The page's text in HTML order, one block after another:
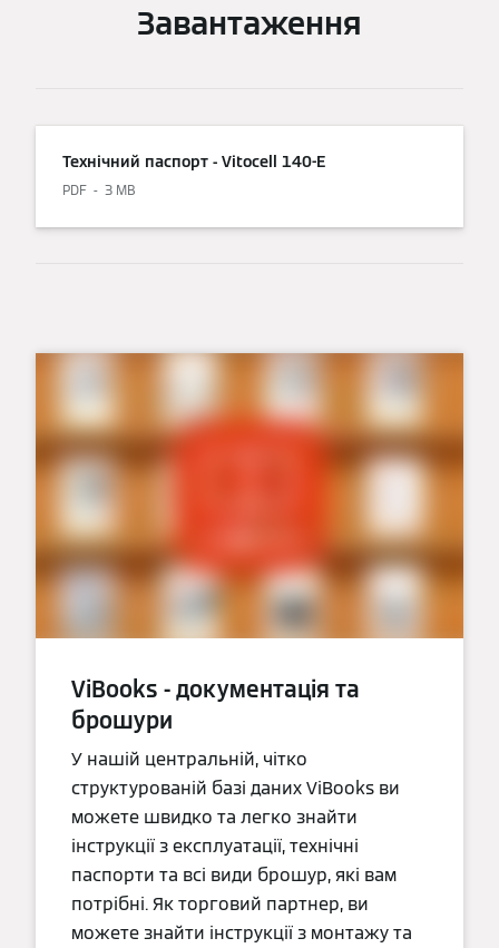
Завантаження
Технічний паспорт - Vitocell 140-E
PDF 3 MB
ViBooks - документація та
брошури
У нашій центральній, чітко
структурованій базі даних ViBooks ви
можете швидко та легко знайти
інструкції з експлуатації, технічні
паспорти та всі види брошур, які вам
потрібні. Як торговий партнер, ви
можете знайти інструкції з монтажу та